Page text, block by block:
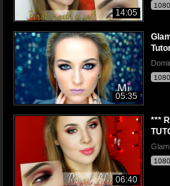
14:05
05:35
06:40
***